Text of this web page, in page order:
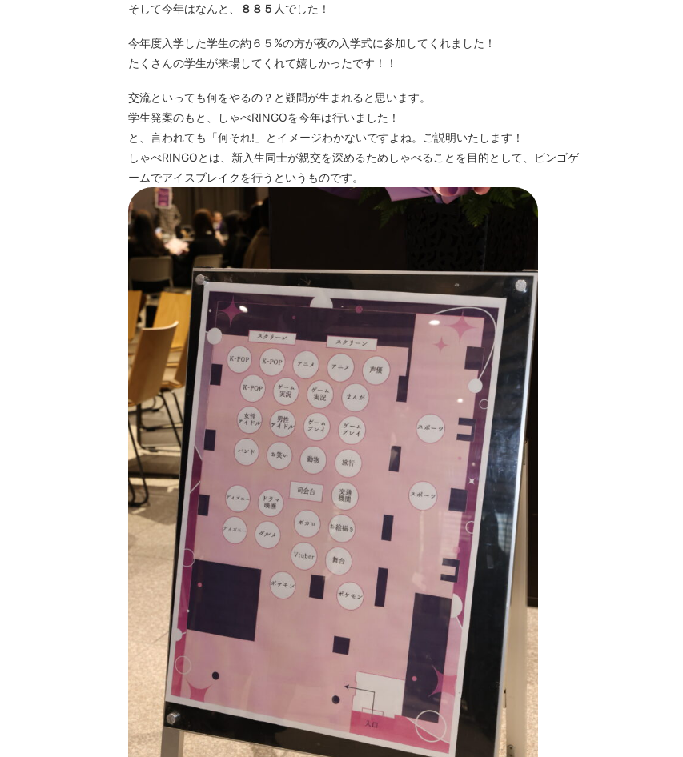
そして今年はなんと、
８８５ ⼈でした！
今年度⼊学した学⽣の約６５%の⽅が夜の⼊学式に参加してくれました！
たくさんの学⽣が来場してくれて嬉しかったです！！
交流といっても何をやるの？と疑問が⽣まれると思います。
学⽣発案のもと、しゃべRINGOを今年は⾏いました！
と、⾔われても「何それ!」とイメージわかないですよね。ご説明いたします！
しゃべRINGOとは、新⼊⽣同⼠が親交を深めるためしゃべることを⽬的として、ビンゴゲ
ームでアイスブレイクを⾏うというものです。